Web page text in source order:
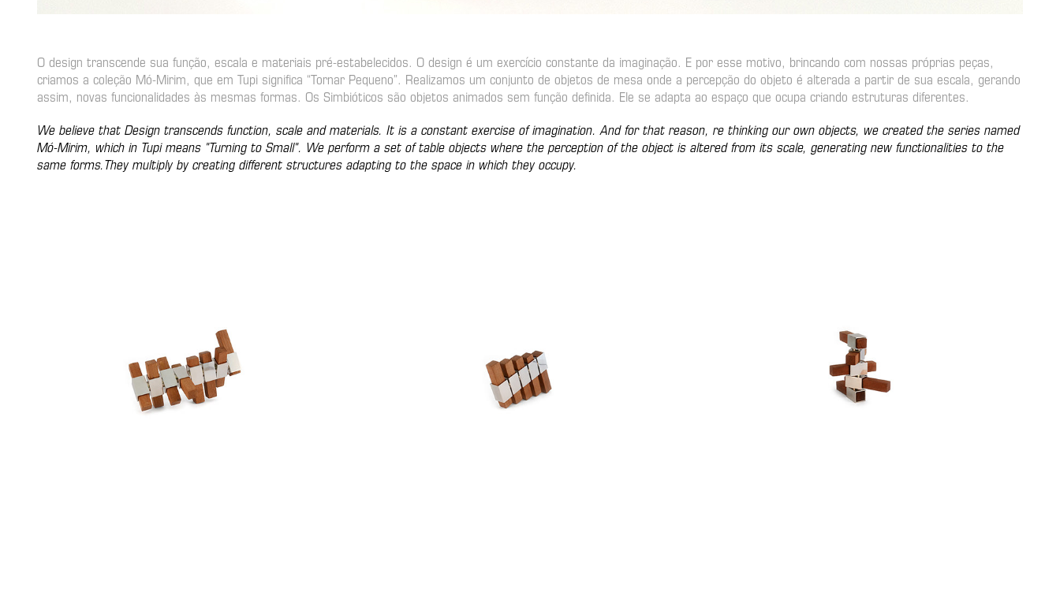
O design transcende sua função, escala e materiais pré-estabelecidos. O design é um exercício constante da imaginação. E por esse motivo, brincando com nossas próprias peças,
criamos a coleção Mó-Mirim, que em Tupi significa “Tornar Pequeno”. Realizamos um conjunto de objetos de mesa onde a percepção do objeto é alterada a partir de sua escala, gerando
assim, novas funcionalidades às mesmas formas. Os Simbióticos são objetos animados sem função definida. Ele se adapta ao espaço que ocupa criando estruturas diferentes.
We believe that Design transcends function, scale and materials. It is a constant exercise of imagination. And for that reason, re thinking our own objects, we created the series named
Mó-Mirim, which in Tupi means "Turning to Small". We perform a set of table objects where the perception of the object is altered from its scale, generating new functionalities to the
same forms.They multiply by creating different structures adapting to the space in which they occupy.